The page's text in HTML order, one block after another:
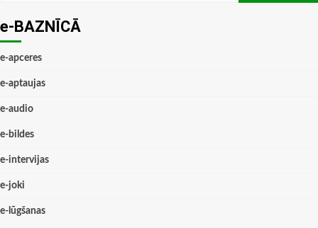
e-BAZNĪCĀ
e-apceres
e-aptaujas
e-audio
e-bildes
e-intervijas
e-joki
e-lūgšanas